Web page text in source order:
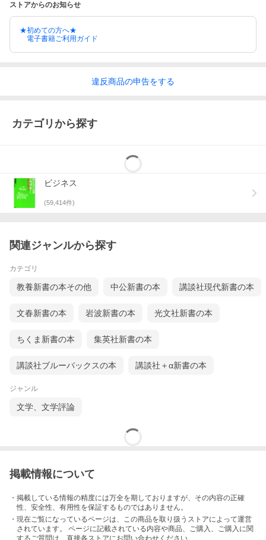
ストアからのお知らせ
★初めての方へ★
電子書籍ご利用ガイド
違反商品の申告をする
カテゴリから探す
ビジネス
(59,414件)
関連ジャンルから探す
カテゴリ
教養新書の本その他 中公新書の本 講談社現代新書の本
文春新書の本 岩波新書の本 光文社新書の本
ちくま新書の本 集英社新書の本
講談社ブルーバックスの本 講談社＋α新書の本
ジャンル
文学、文学評論
掲載情報について
・掲載している情報の精度には万全を期しておりますが、その内容の正確
性、安全性、有用性を保証するものではありません。
・現在ご覧になっているページは、この商品を取り扱うストアによって運営
されています。 ページに記載されている内容や商品、ご購入 、ご購入に関
するご質問は、直接各ストアにお問い合わせください。